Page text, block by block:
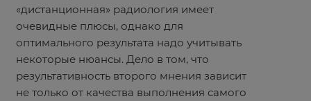
«дистанционная» радиология имеет
очевидные плюсы, однако для
оптимального результата надо учитывать
некоторые нюансы. Дело в том, что
результативность второго мнения зависит
не только от качества выполнения самого